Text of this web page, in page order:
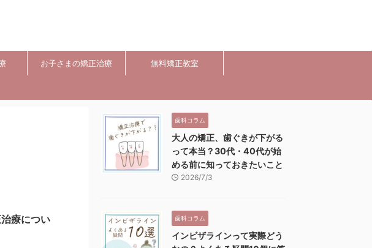
お子さまの矯正治療 無料矯正教室
療につい
歯科コラム
大人の矯正、歯ぐきが下がる
って本当？30代・40代が始
める前に知っておきたいこと
2026/7/3
歯科コラム
インビザラインって実際どう